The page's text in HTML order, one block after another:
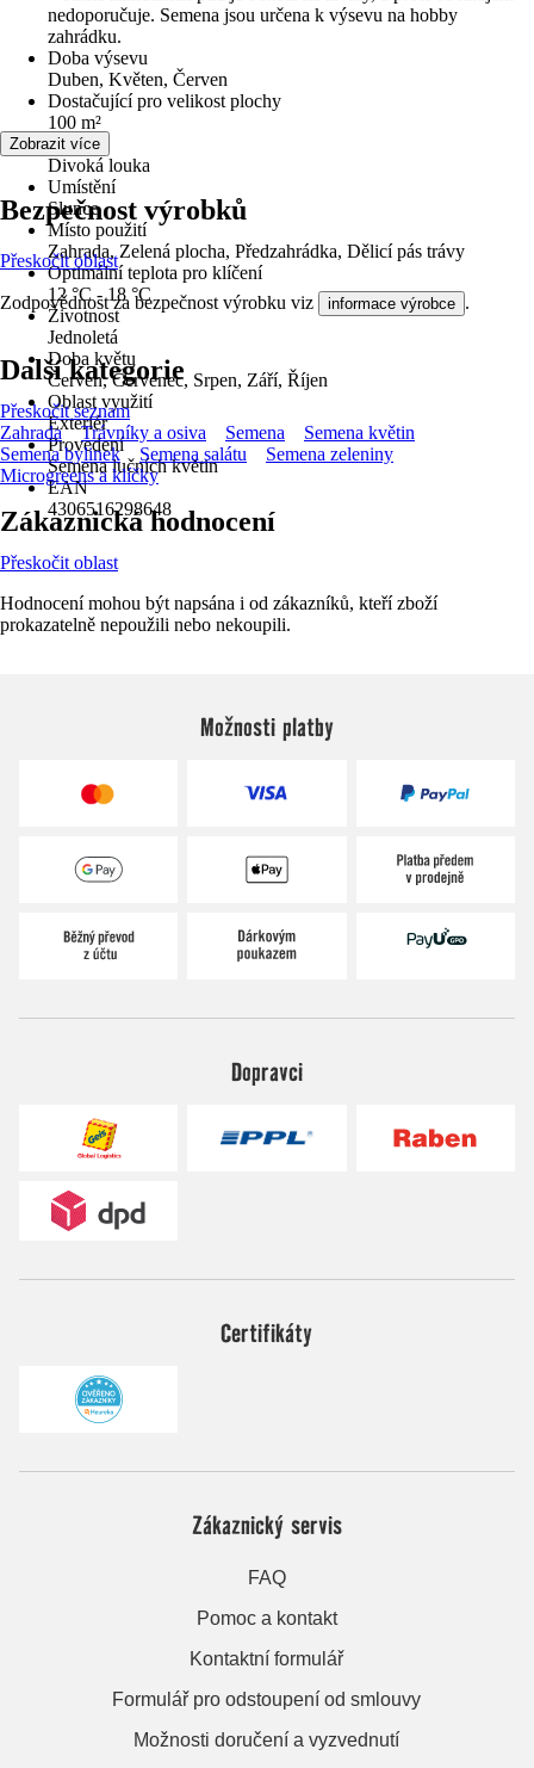
nedoporučuje. Semena jsou určena k výsevu na hobby
zahrádku.
Doba výsevu
Duben, Květen, Červen
Dostačující pro velikost plochy
100 m²
Varianta
Divoká louka
Umístění
Slunce
Místo použití
Zahrada, Zelená plocha, Předzahrádka, Dělicí pás trávy
Optimální teplota pro klíčení
12 °C - 18 °C
Životnost
Jednoletá
Doba květu
Červen, Červenec, Srpen, Září, Říjen
Oblast využití
Exteriér
Provedení
Semena lučních květin
EAN
4306516298648
Zobrazit více
Bezpečnost výrobků
Přeskočit oblast
Zodpovědnost za bezpečnost výrobku viz informace výrobce .
Další kategorie
Přeskočit seznam
Zahrada
Trávníky a osiva Semena
Semena květin
Semena bylinek
Semena salátu
Semena zeleniny
Microgreens a klíčky
Zákaznická hodnocení
Přeskočit oblast
Hodnocení mohou být napsána i od zákazníků, kteří zboží
prokazatelně nepoužili nebo nekoupili.
Možnosti platby
Dopravci
Certifikáty
Zákaznický servis
FAQ
Pomoc a kontakt
Kontaktní formulář
Formulář pro odstoupení od smlouvy
Možnosti doručení a vyzvednutí